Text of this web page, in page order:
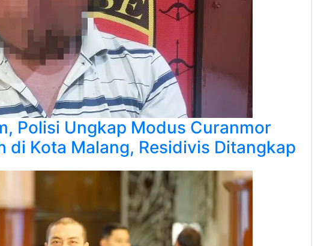
Polisi Ungkap Modus Curanmor
di Kota Malang, Residivis Ditangkap